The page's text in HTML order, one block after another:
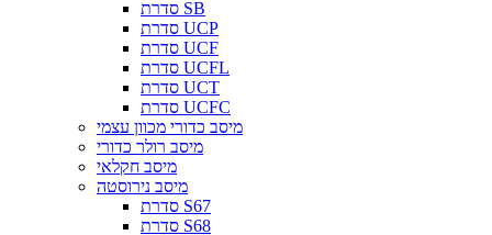
סדרת SB
סדרת UCP
סדרת UCF
סדרת UCFL
סדרת UCT
סדרת UCFC
מיסב כדורי מכוון עצמי
מיסב רולר כדורי
מיסב חקלאי
מיסב נירוסטה
סדרת S67
סדרת S68